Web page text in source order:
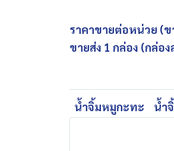
ราคาขายต่อหน่วย (ข
ขายส่ง 1 กล่อง (กล่อ
น้ำจิ้มหมูกะทะ น้ำ